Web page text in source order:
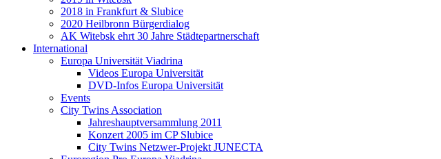
2018 in Frankfurt & Slubice
2020 Heilbronn Bürgerdialog
AK Witebsk ehrt 30 Jahre Städtepartnerschaft
International
Europa Universität Viadrina
Videos Europa Universität
DVD-Infos Europa Universität
Events
City Twins Association
Jahreshauptversammlung 2011
Konzert 2005 im CP Slubice
City Twins Netzwer-Projekt JUNECTA